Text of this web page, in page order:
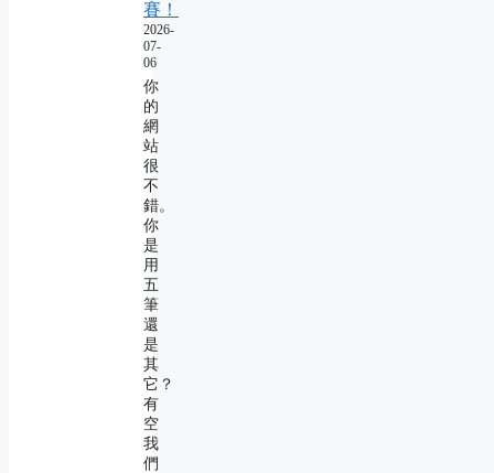
賽！
2026-
07-
06
你
的
網
站
很
不
錯。
你
是
用
五
筆
還
是
其
它？
有
空
我
們